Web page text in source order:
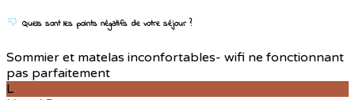
Quels sont les points négatifs de votre séjour ?
Sommier et matelas inconfortables- wifi ne fonctionnant
pas parfaitement
L